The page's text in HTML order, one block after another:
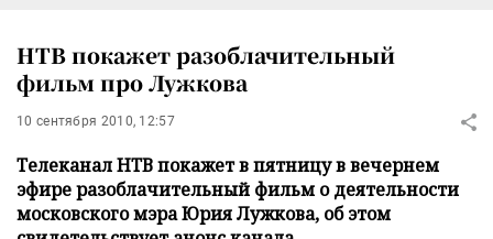
НТВ покажет разоблачительный
фильм про Лужкова
10 сентября 2010, 12:57
Телеканал НТВ покажет в пятницу в вечернем
эфире разоблачительный фильм о деятельности
московского мэра Юрия Лужкова, об этом